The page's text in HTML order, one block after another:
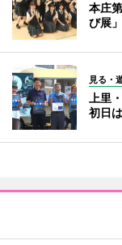
本庄
び展
見る・
上里
初日